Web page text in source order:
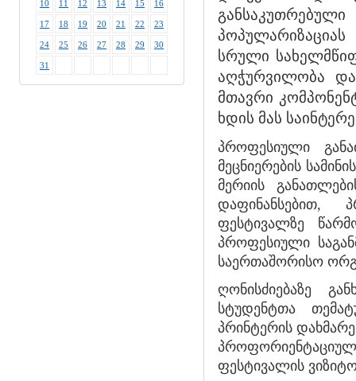
10 11 12 13 14 15 16
17 18 19 20 21 22 23
24 25 26 27 28 29 30
31
სრული
აღჭურვილობა
მთავრი
ხდის მას
პროფესიული
მეცნიერების
მერიის
დაფინანსებით,
ფესტივალზე
პროფესიული
საერთაშორისო
ღონისძიებაზე
სტუდენტთა
პრინტერის
ფესტივალის